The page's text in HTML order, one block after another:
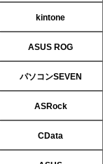
kintone
ASUS ROG
パソコンSEVEN
ASRock
CData